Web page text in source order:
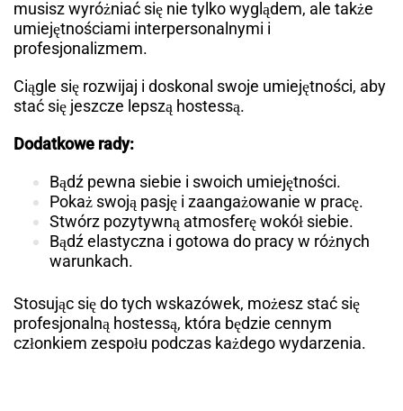
musisz wyróżniać się nie tylko wyglądem, ale także
umiejętnościami interpersonalnymi i
profesjonalizmem.
Ciągle się rozwijaj i doskonal swoje umiejętności, aby
stać się jeszcze lepszą hostessą.
Dodatkowe rady:
Bądź pewna siebie i swoich umiejętności.
Pokaż swoją pasję i zaangażowanie w pracę.
Stwórz pozytywną atmosferę wokół siebie.
Bądź elastyczna i gotowa do pracy w różnych
warunkach.
Stosując się do tych wskazówek, możesz stać się
profesjonalną hostessą, która będzie cennym
członkiem zespołu podczas każdego wydarzenia.